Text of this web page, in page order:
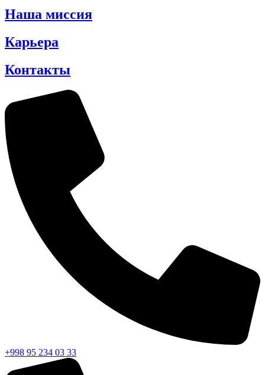
Наша миссия
Карьера
Контакты
+998 95 234 03 33